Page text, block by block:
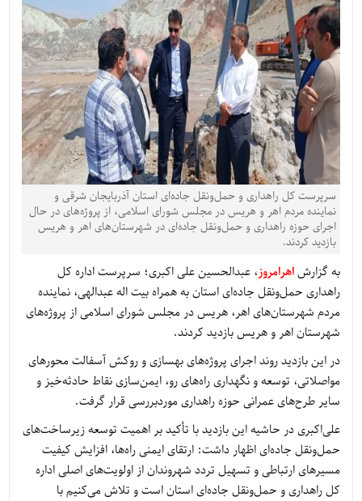
سرپرست کل راهداری و حمل‌ونقل جاده‌ای استان آذربایجان شرقی و
نماینده مردم اهر و هریس در مجلس شورای اسلامی، از پروژه‌های در حال
اجرای حوزه راهداری و حمل‌ونقل جاده‌ای در شهرستان‌های اهر و هریس
بازدید کردند.
به گزارشاهرامروز، عبدالحسین علی اکبری؛ سرپرست اداره کل
راهداری حمل‌ونقل جاده‌ای استان به همراه بیت اله عبدالهی، نماینده
مردم شهرستان‌های اهر، هریس در مجلس شورای اسلامی از پروژه‌های
شهرستان اهر و هریس بازدید کردند.
در این بازدید روند اجرای پروژه‌های بهسازی و روکش آسفالت محورهای
مواصلاتی، توسعه و نگهداری راه‌های رو، ایمن‌سازی نقاط حادثه‌خیز و
سایر طرح‌های عمرانی حوزه راهداری موردبررسی قرار گرفت.
علی‌اکبری در حاشیه این بازدید با تأکید بر اهمیت توسعه زیرساخت‌های
حمل‌ونقل جاده‌ای اظهار داشت: ارتقای ایمنی راه‌ها، افزایش کیفیت
مسیرهای ارتباطی و تسهیل تردد شهروندان از اولویت‌های اصلی اداره
کل راهداری و حمل‌ونقل جاده‌ای استان است و تلاش می‌کنیم با